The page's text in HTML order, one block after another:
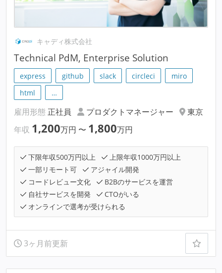
キャディ株式会社
Technical PdM, Enterprise Solution
express github slack circleci
miro
html
…
雇用形態 正社員 プロダクトマネージャー
東京
年収 1,200万円 〜 1,800万円
下限年収500万円以上
上限年収1000万円以上
一部リモート可
アジャイル開発
コードレビュー文化
B2Bのサービスを運営
自社サービスを開発
CTOがいる
オンラインで選考が受けられる
3ヶ月前更新